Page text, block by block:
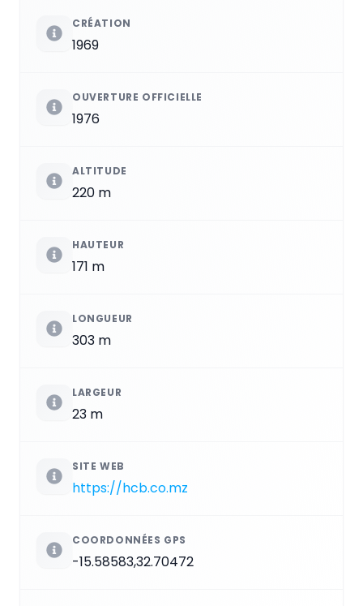
CRÉATION
1969
OUVERTURE OFFICIELLE
1976
ALTITUDE
220 m
HAUTEUR
171 m
LONGUEUR
303 m
LARGEUR
23 m
SITE WEB
https://hcb.co.mz
COORDONNÉES GPS
-15.58583,32.70472